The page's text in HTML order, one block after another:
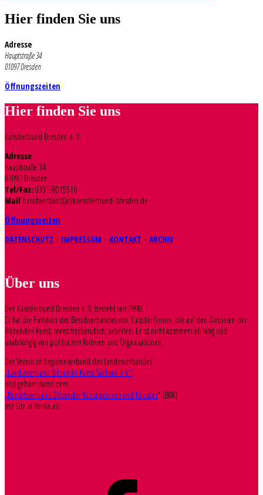
Hier finden Sie uns
Adresse
Hauptstraße 34
01097 Dresden
Öffnungszeiten
Hier finden Sie uns
Künstlerbund Dresden e. V.
Adresse
Hauptstraße 34
01097 Dresden
Tel/Fax: 0351/8015516
Mail berufsverband[at]kuenstlerbund-dresden.de
Öffnungszeiten
DATENSCHUTZ – IMPRESSUM – KONTAKT –ARCHIV
Über uns
Der Künstlerbund Dresden e. V. besteht seit 1990.
Er hat die Funktion des Berufsverbandes von Künstler/innen, die auf den Gebieten der
Bildenden Kunst, meist freiberuflich, arbeiten. Er ist nicht kommerziell tätig und
unabhängig von politischen Parteien und Organisationen.
Der Verein ist Regionalverband des Landesverbandes
„Landesverband Bildende Kunst Sachsen e.V.“
und gehört damit dem
„Bundesverband Bildender Künstlerinnen und Künstler“ (BBK)
mit Sitz in Berlin an.